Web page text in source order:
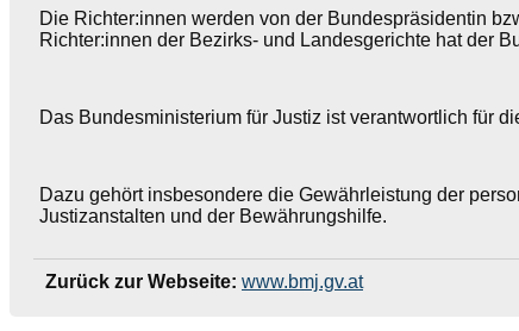
Die Richter:innen werden von der Bundespräsidentin
Richter:innen der Bezirks- und Landesgerichte hat der
Das Bundesministerium für Justiz ist verantwortlich für
Dazu gehört insbesondere die Gewährleistung der
Justizanstalten und der Bewährungshilfe.
Zurück zur Webseite: www.bmj.gv.at